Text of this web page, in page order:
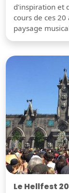
d'inspiration et
cours de ces
paysage
Le Hellfest